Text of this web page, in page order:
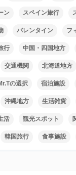
ン スペイン旅行
バレンタイン フ
行 中国・四国地方
交通機関 北海道地方
の選択 宿泊施設
沖縄地方 生活雑貨
活 観光スポット
韓国旅行 食事施設